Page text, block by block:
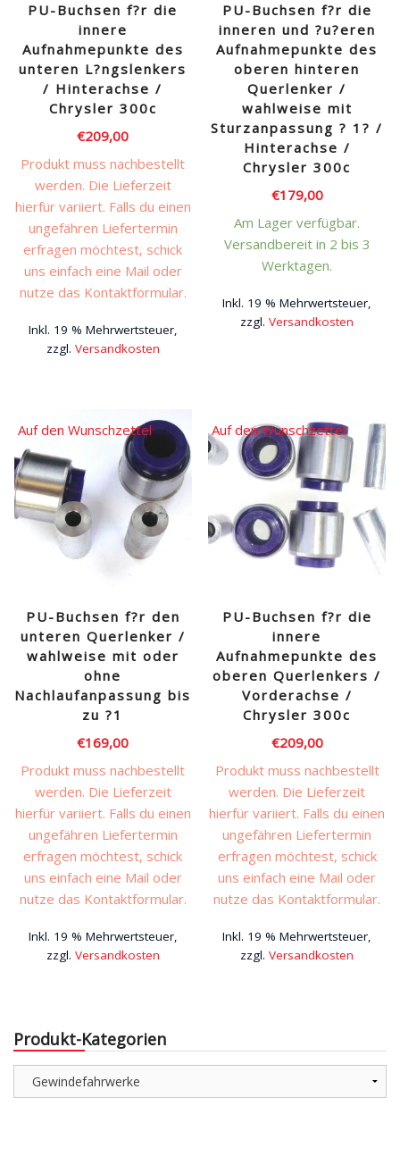
PU-Buchsen f?r die
innere
Aufnahmepunkte des
unteren L?ngslenkers
/ Hinterachse /
Chrysler 300c
€209,00
Produkt muss nachbestellt
werden. Die Lieferzeit
hierfür variiert. Falls du einen
ungefähren Liefertermin
erfragen möchtest, schick
uns einfach eine Mail oder
nutze das Kontaktformular.
Inkl. 19 % Mehrwertsteuer,
zzgl. Versandkosten
PU-Buchsen f?r die
inneren und ?u?eren
Aufnahmepunkte des
oberen hinteren
Querlenker /
wahlweise mit
Sturzanpassung ? 1? /
Hinterachse /
Chrysler 300c
€179,00
Am Lager verfügbar.
Versandbereit in 2 bis 3
Werktagen.
Inkl. 19 % Mehrwertsteuer,
zzgl.Versandkosten
Varianten
auf.
Die
Optionen
können
auf
der
werden
PU-Buchsen f?r den
unteren Querlenker /
wahlweise mit oder
ohne
Nachlaufanpassung bis
zu ?1
€169,00
Produkt muss nachbestellt
werden. Die Lieferzeit
hierfür variiert. Falls du einen
ungefähren Liefertermin
erfragen möchtest, schick
uns einfach eine Mail oder
nutze das Kontaktformular.
Inkl. 19 % Mehrwertsteuer,
zzgl. Versandkosten
mehrere
Varianten
auf.
Auf den Wunschzettel
PU-Buchsen f?r die
innere
Aufnahmepunkte des
oberen Querlenkers /
Vorderachse /
Chrysler 300c
€209,00
Produkt muss nachbestellt
werden. Die Lieferzeit
hierfür variiert. Falls du einen
ungefähren Liefertermin
erfragen möchtest, schick
uns einfach eine Mail oder
nutze das Kontaktformular.
Inkl. 19 % Mehrwertsteuer,
zzgl.Versandkosten
Auf den Wunschzettel
Produkt-Kategorien